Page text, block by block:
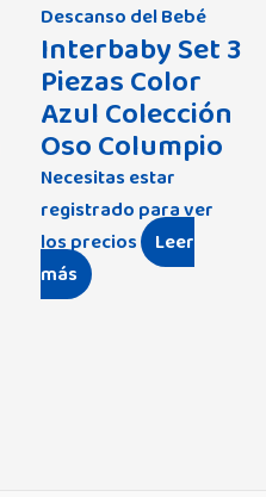
Descanso del Bebé
Interbaby Set 3
Piezas Color
Azul Colección
Oso Columpio
Necesitas estar
registrado para ver
los precios
Leer
más